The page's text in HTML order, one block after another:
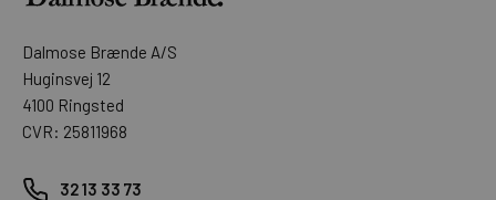
Dalmose Brænde A/S
Huginsvej 12
4100 Ringsted
CVR: 25811968
32 13 33 73